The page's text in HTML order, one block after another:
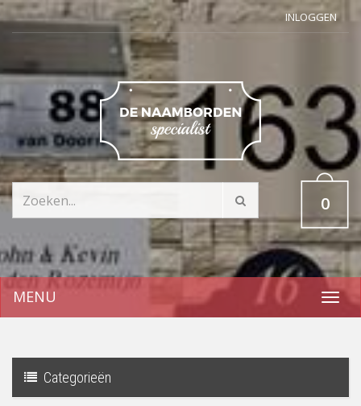
INLOGGEN
0
MENU
Categorieën